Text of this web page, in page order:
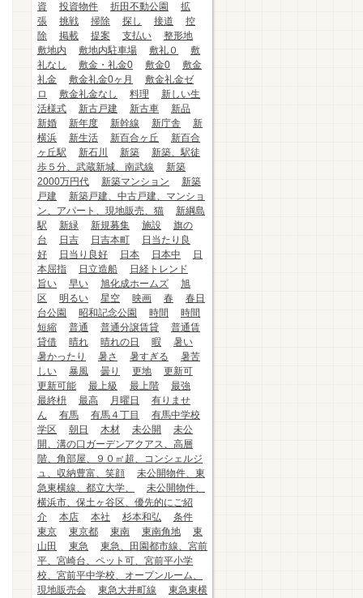
資
投資物件 折田不動公園
拡
張
挑戦 掃除 探し 接道
控
除
掲載 提案 支払い
整形地
敷地内
敷地内駐車場 敷礼０
敷
礼なし
敷金・礼金0 敷金0
敷金
礼金
敷金礼金0ヶ月
敷金礼金ゼ
ロ
敷金礼金なし 料理
新しい生
活様式
新古戸建 新古車
新品
新婚
新年度 新幹線 新庁舎
新
横浜
新生活 新百合ヶ丘
新百合
ヶ丘駅
新石川 新築
新築、駅徒
歩５分、武蔵新城、南武線
新築
2000万円代
新築マンション
新築
戸建
新築戸建、中古戸建、マンショ
ン、アパート、現地販売、猫
新綱島
駅
新緑 新規募集 施設
旗の
台
日吉 日吉本町
日当たり良
好
日当り良好 日本 日本中
日
本屈指
日立造船
日経トレンド
旨い
早い 旭化成ホームズ
旭
区
明るい 星空 映画 春
春日
台公園
昭和記念公園 時間
時間
短縮
普通 普通分譲賃貸
普通賃
貸借
晴れ 晴れの日 暇
暑い
暑かったり
暑さ 暑すぎる
暑苦
しい
暴風 曇り 更地
更新可
更新可能
最上級 最上階
最強
最終枡
最高 月曜日
有りませ
ん
有馬 有馬４丁目
有馬中学校
学区
朝日 木材 未公開
未公
開、溝の口ガーデンアクアス、高層
階、角部屋、９０㎡超、コンシェルジ
ュ、収納豊富、笑顔
未公開物件、東
急東横線、都立大学、
未公開物件、
横浜市、保土ヶ谷区、優先的にご紹
介
本店 本社 杉本和弘
条件
東京
東京都 東南 東南角地
東
山田
東急
東急、田園都市線、宮前
平、宮崎台、ペット可、宮前平小学
校、宮前平中学校、オープンルーム、
現地販売会
東急大井町線
東急東横